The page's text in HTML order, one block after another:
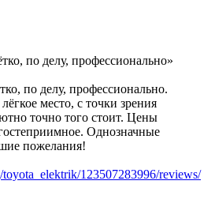
по делу, профессионально»
по делу, профессионально.
место, с точки зрения
точно того стоит. Цены
Однозначные
пожелания!
123507283996/reviews/